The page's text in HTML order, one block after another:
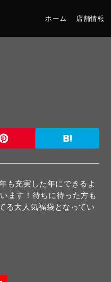
ホーム 店舗情報
も充実した年にできるよ
ます！待ちに待った方も
る大人気福袋となってい